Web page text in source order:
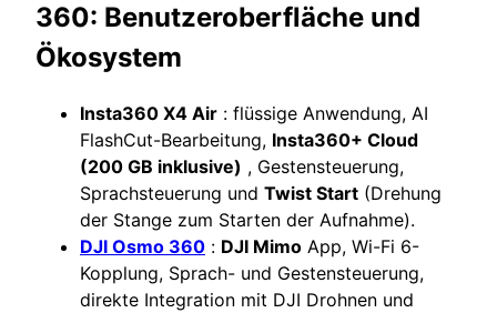
360: Benutzeroberfläche und
Ökosystem
Insta360 X4 Air : flüssige Anwendung, AI
FlashCut-Bearbeitung, Insta360+ Cloud
(200 GB inklusive) , Gestensteuerung,
Sprachsteuerung und Twist Start (Drehung
der Stange zum Starten der Aufnahme).
DJI Osmo 360 : DJI Mimo App, Wi-Fi 6-
Kopplung, Sprach- und Gestensteuerung,
direkte Integration mit DJI Drohnen und